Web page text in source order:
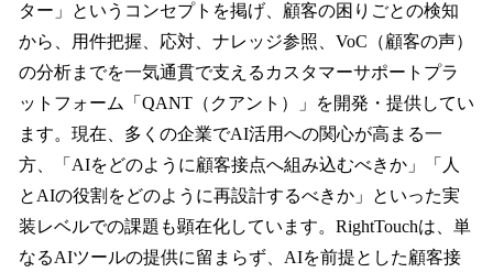
ター」というコンセプトを掲げ、顧客の困りごとの検知
から、用件把握、応対、ナレッジ参照、VoC（顧客の声）
の分析までを一気通貫で支えるカスタマーサポートプラ
ットフォーム「QANT（クアント）」を開発・提供してい
ます。現在、多くの企業でAI活用への関心が高まる一
方、「AIをどのように顧客接点へ組み込むべきか」「人
とAIの役割をどのように再設計するべきか」といった実
装レベルでの課題も顕在化しています。RightTouchは、単
なるAIツールの提供に留まらず、AIを前提とした顧客接